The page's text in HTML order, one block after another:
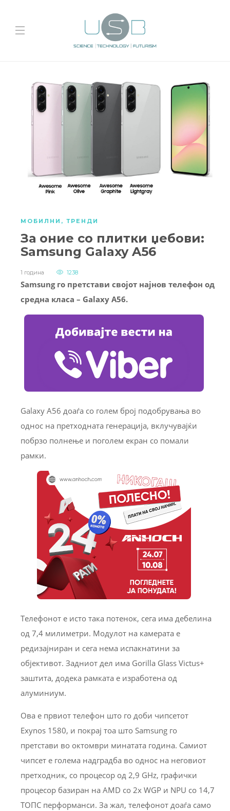
МОБИЛНИ , ТРЕНДИ
За оние со плитки џебови:
Samsung Galaxy A56
1 година 1238
Samsung го претстави својот најнов телефон од
средна класа – Galaxy A56.
Galaxy A56 доаѓа со голем број подобрувања во
однос на претходната генерација, вклучувајќи
побрзо полнење и поголем екран со помали
рамки.
Телефонот е исто така потенок, сега има дебелина
од 7,4 милиметри. Модулот на камерата е
редизајниран и сега нема испакнатини за
објективот. Задниот дел има Gorilla Glass Victus+
заштита, додека рамката е изработена од
алуминиум.
Ова е првиот телефон што го доби чипсетот
Exynos 1580, и покрај тоа што Samsung го
претстави во октомври минатата година. Самиот
чипсет е голема надградба во однос на неговиот
претходник, со процесор од 2,9 GHz, графички
процесор базиран на AMD со 2x WGP и NPU со 14,7
ТОПС перформанси. За жал, телефонот доаѓа само